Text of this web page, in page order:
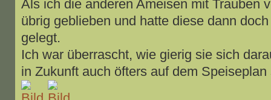
Als ich die anderen Ameisen mit Trauben
übrig geblieben und hatte diese dann
gelegt.
Ich war überrascht, wie gierig sie sich
in Zukunft auch öfters auf dem Speiseplan